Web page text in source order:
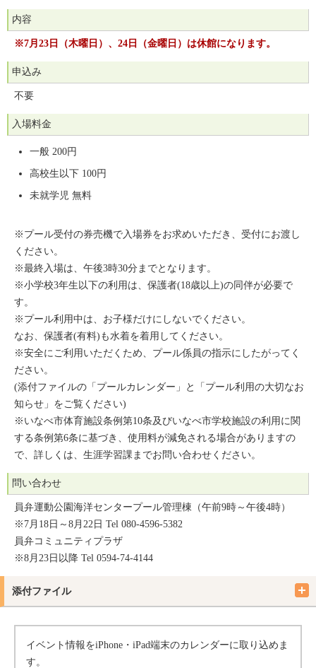
内容
※7月23日（木曜日）、24日（金曜日）は休館になります。
申込み
不要
入場料金
一般 200円
高校生以下 100円
未就学児 無料
※プール受付の券売機で入場券をお求めいただき、受付にお渡し
ください。
※最終入場は、午後3時30分までとなります。
※小学校3年生以下の利用は、保護者(18歳以上)の同伴が必要で
す。
※プール利用中は、お子様だけにしないでください。
なお、保護者(有料)も水着を着用してください。
※安全にご利用いただくため、プール係員の指示にしたがってく
ださい。
(添付ファイルの「プールカレンダー」と「プール利用の大切なお
知らせ」をご覧ください)
※いなべ市体育施設条例第10条及びいなべ市学校施設の利用に関
する条例第6条に基づき、使用料が減免される場合がありますの
で、詳しくは、生涯学習課までお問い合わせください。
問い合わせ
員弁運動公園海洋センタープール管理棟（午前9時～午後4時）
※7月18日～8月22日 Tel 080-4596-5382
員弁コミュニティプラザ
※8月23日以降 Tel 0594-74-4144
添付ファイル
イベント情報をiPhone・iPad端末のカレンダーに取り込めま
す。